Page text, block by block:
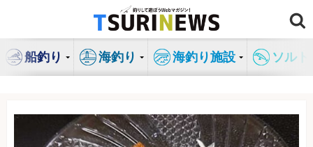
ン
船釣り 海釣り 海釣り施設 ソル